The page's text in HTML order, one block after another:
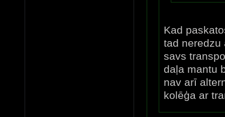
Kad
tad neredzu
savs
daļa mantu
nav arī
kolēģa ar